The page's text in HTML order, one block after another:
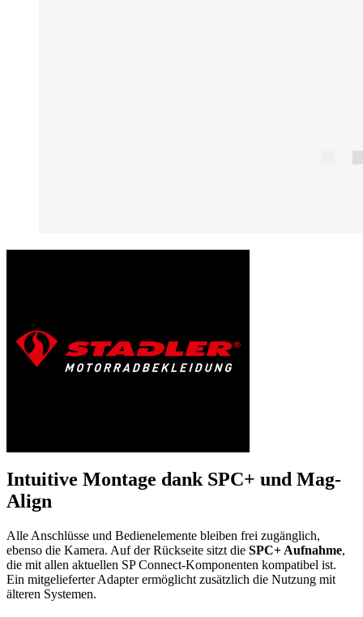
Intuitive Montage dank SPC+ und Mag-
Align
Alle Anschlüsse und Bedienelemente bleiben frei zugänglich,
ebenso die Kamera. Auf der Rückseite sitzt die SPC+ Aufnahme,
die mit allen aktuellen SP Connect-Komponenten kompatibel ist.
Ein mitgelieferter Adapter ermöglicht zusätzlich die Nutzung mit
älteren Systemen.